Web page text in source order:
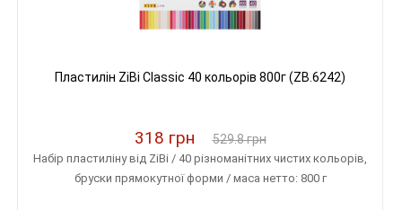
Пластилін ZiBi Classic 40 кольорів 800г (ZB.6242)
318 грн 529.8 грн
Набір пластиліну від ZiBi / 40 різноманітних чистих кольорів,
бруски прямокутної форми / маса нетто: 800 г